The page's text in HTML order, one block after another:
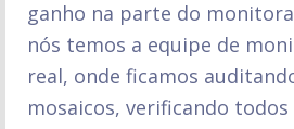
ganho na parte do
nós temos a equipe de
real, onde ficamos
mosaicos, verificando